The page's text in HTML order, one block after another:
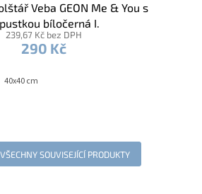
Veba GEON Me & You s
bíločerná I.
239,67 Kč bez DPH
290 Kč
40x40 cm
SOUVISEJÍCÍ PRODUKTY